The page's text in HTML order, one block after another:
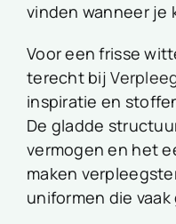
vinden wanneer je
Voor een frisse
terecht bij
inspiratie en
De gladde
vermogen en het
maken
uniformen die